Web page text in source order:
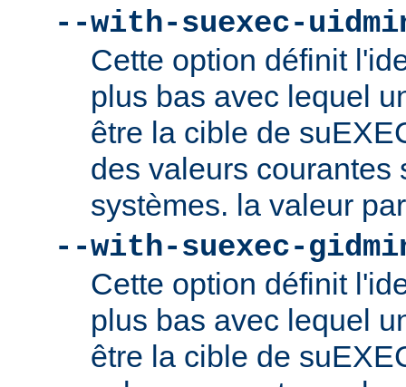
--with-suexec-
Cette option définit
plus bas avec lequel
être la cible de
des valeurs courantes
systèmes. la valeur
--with-suexec-
Cette option définit
plus bas avec lequel
être la cible de